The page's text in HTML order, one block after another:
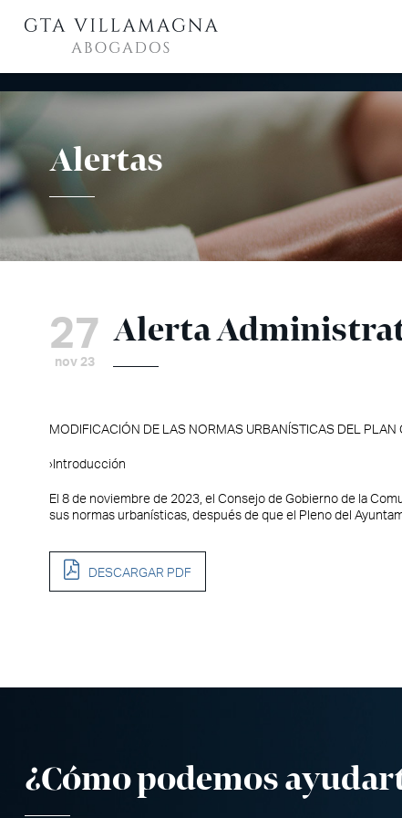
Alertas
27
nov 23
Alerta
MODIFICACIÓN DE LAS NORMAS URBANÍSTICAS DEL
›Introducción
El 8 de noviembre de 2023, el Consejo de Gobierno de la
sus normas urbanísticas, después de que el Pleno del
DESCARGAR PDF
¿Cómo podemos